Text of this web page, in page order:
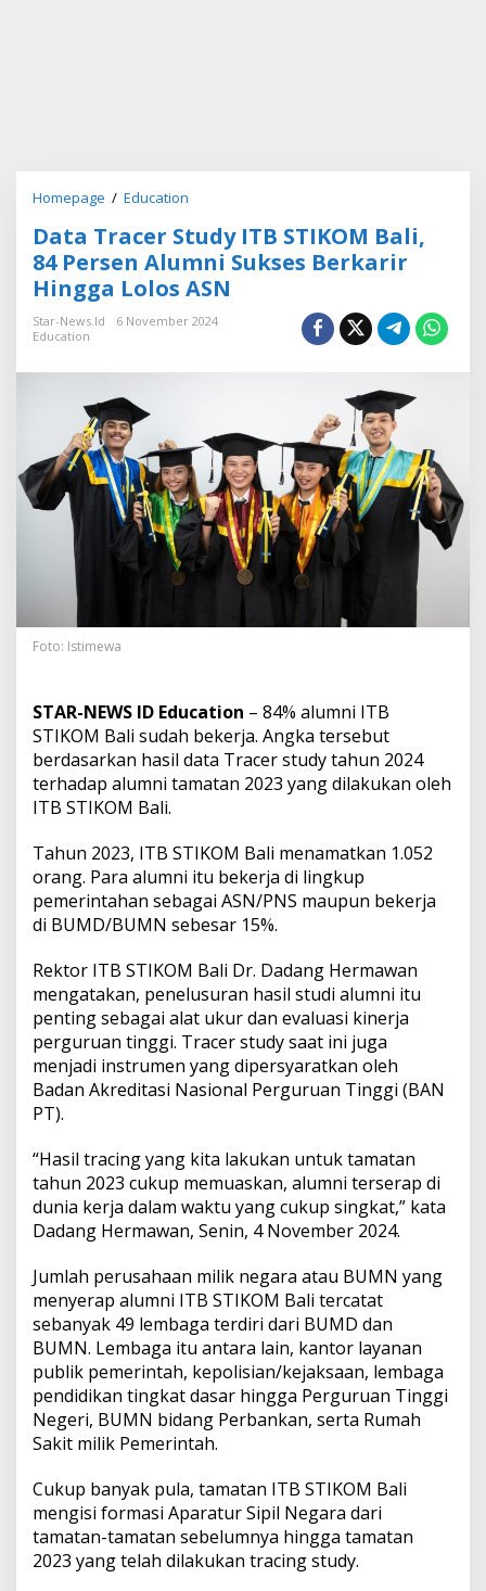
Homepage / Education
t
a
T
r
a
r
d
y
I
T
B
S
T
O
l
i
8
4
r
s
e
n
A
u
m
n
i
S
k
s
B
r
k
a
i
r
H
i
n
g
g
a
L
o
s
A
S
N
Data Tracer Study ITB STIKOM Bali,
84 Persen Alumni Sukses Berkarir
Hingga Lolos ASN
Star-News.id
6 November 2024
Education
Foto: Istimewa
STAR-NEWS ID Education – 84% alumni ITB
STIKOM Bali sudah bekerja. Angka tersebut
berdasarkan hasil data Tracer study tahun 2024
terhadap alumni tamatan 2023 yang dilakukan oleh
ITB STIKOM Bali.
Tahun 2023, ITB STIKOM Bali menamatkan 1.052
orang. Para alumni itu bekerja di lingkup
pemerintahan sebagai ASN/PNS maupun bekerja
di BUMD/BUMN sebesar 15%.
Rektor ITB STIKOM Bali Dr. Dadang Hermawan
mengatakan, penelusuran hasil studi alumni itu
penting sebagai alat ukur dan evaluasi kinerja
perguruan tinggi. Tracer study saat ini juga
menjadi instrumen yang dipersyaratkan oleh
Badan Akreditasi Nasional Perguruan Tinggi (BAN
PT).
“Hasil tracing yang kita lakukan untuk tamatan
tahun 2023 cukup memuaskan, alumni terserap di
dunia kerja dalam waktu yang cukup singkat,” kata
Dadang Hermawan, Senin, 4 November 2024.
Jumlah perusahaan milik negara atau BUMN yang
menyerap alumni ITB STIKOM Bali tercatat
sebanyak 49 lembaga terdiri dari BUMD dan
BUMN. Lembaga itu antara lain, kantor layanan
publik pemerintah, kepolisian/kejaksaan, lembaga
pendidikan tingkat dasar hingga Perguruan Tinggi
Negeri, BUMN bidang Perbankan, serta Rumah
Sakit milik Pemerintah.
Cukup banyak pula, tamatan ITB STIKOM Bali
mengisi formasi Aparatur Sipil Negara dari
tamatan-tamatan sebelumnya hingga tamatan
2023 yang telah dilakukan tracing study.